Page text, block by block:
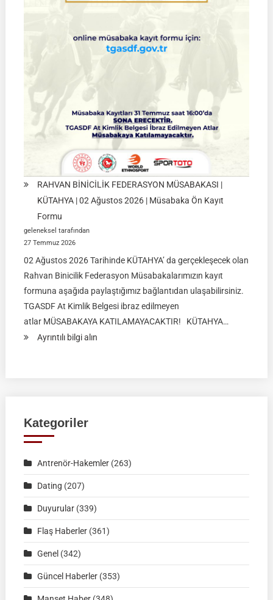
01
RAHVAN BİNİCİLİK FEDERASYON MÜSABAKASI |
KÜTAHYA | 02 Ağustos 2026 | Müsabaka Ön Kayıt
Formu
geleneksel tarafından
27 Temmuz 2026
02 Ağustos 2026 Tarihinde KÜTAHYA’ da gerçekleşecek olan
Rahvan Binicilik Federasyon Müsabakalarımızın kayıt
formuna aşağıda paylaştığımız bağlantıdan ulaşabilirsiniz.
TGASDF At Kimlik Belgesi ibraz edilmeyen
atlar MÜSABAKAYA KATILAMAYACAKTIR! KÜTAHYA…
Ayrıntılı bilgi alın:
02
2026
Müsabaka
Ön
Formu
Kategoriler
Antrenör-Hakemler(263)
Dating (207)
Duyurular(339)
Flaş Haberler(361)
Genel (342)
Güncel Haberler(353)